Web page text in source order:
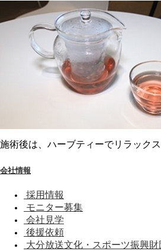
施術後は、ハーブティーでリラックス
会社情報
採用情報
モニター募集
会社見学
後援依頼
大分放送文化・スポーツ振興財